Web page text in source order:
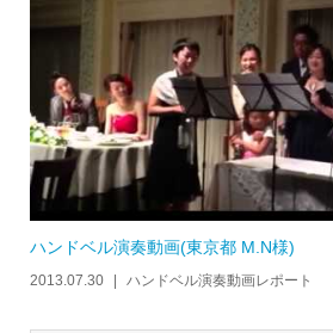
ハンドベル演奏動画(東京都 M.N様)
2013.07.30 ハンドベル演奏動画レポート